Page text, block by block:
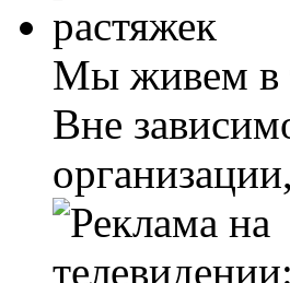
Мы живем в
Вне